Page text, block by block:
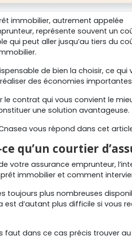
immobilier, autrement appelée
représente souvent un
qui peut aller jusqu’au tiers du
de bien la choisir, ce qui
des économies
le contrat qui vous convient le
une solution avantageuse.
vous répond dans cet
ce qu’un courtier
votre assurance emprunteur,
immobilier et comment
toujours plus nombreuses
est d’autant plus difficile si vous
faut dans ce cas précis trouver